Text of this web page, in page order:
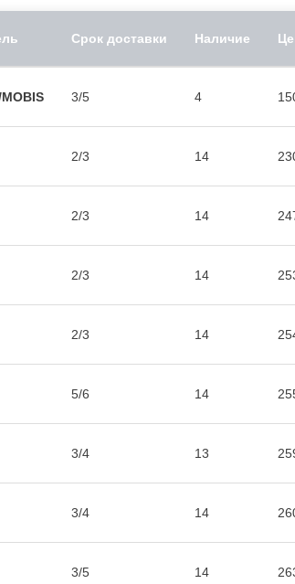
Срок доставки Наличие
3/5 4
2/3 14
2/3 14
2/3 14
2/3 14
5/6 14
3/4 13
3/4 14
3/5 14